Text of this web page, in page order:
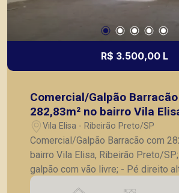
R$ 3.500,00 L
Comercial/Galpão
282,83m² no bairro Vila
Preto/SP;
Vila Elisa - Ribeirão Preto/SP
Comercial/Galpão Barracão com
bairro Vila Elisa, Ribeirão Preto/SP; - Amplo
galpão com vão livre; - Pé direito
- 02 banheiros; - Copa; - Pequeno